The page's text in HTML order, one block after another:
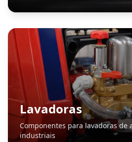
Lavadoras
Componentes para lavadoras de
industriais